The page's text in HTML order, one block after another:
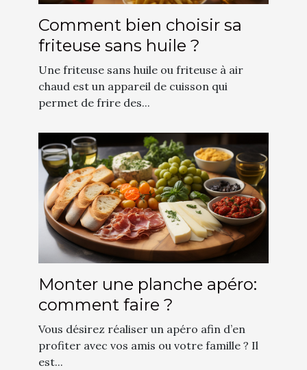
Comment bien choisir sa
friteuse sans huile ?
Une friteuse sans huile ou friteuse à air
chaud est un appareil de cuisson qui
permet de frire des...
Monter une planche apéro:
comment faire ?
Vous désirez réaliser un apéro afin d’en
profiter avec vos amis ou votre famille ? Il
est...